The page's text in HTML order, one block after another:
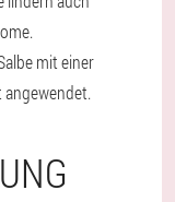
mit einer